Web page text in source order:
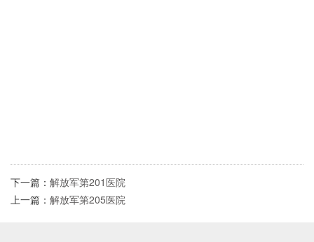
下一篇： 解放军第201医院
上一篇： 解放军第205医院